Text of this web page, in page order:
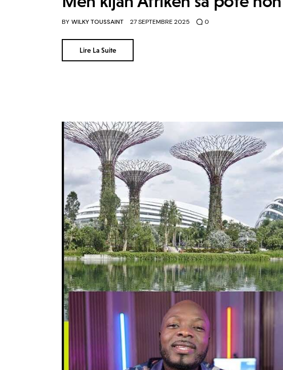
BY WILKY TOUSSAINT 27 SEPTEMBRE 2025 0
Lire La Suite